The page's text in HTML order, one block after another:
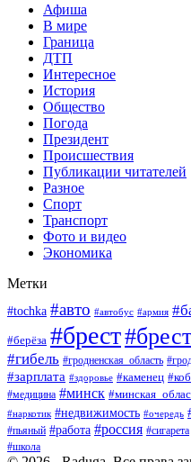
Афиша
В мире
Граница
ДТП
Интересное
История
Общество
Погода
Президент
Происшествия
Публикации читателей
Разное
Спорт
Транспорт
Фото и видео
Экономика
Метки
#tochka #авто #автобус #армия
#берёза #брест
#гибель #гродненская_область
#зарплата #здоровье #каменец
#медицина #минск
#наркотик #недвижимость #очередь
#пьяный #работа #россия #сигарета
#школа